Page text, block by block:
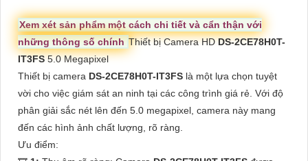
Xem xét sản phẩm một cách chi tiết và cẩn thận với
những thông số chínhThiết bị Camera HDDS-2CE78H0T-
IT3FS5.0 Megapixel
Thiết bị camera DS-2CE78H0T-IT3FS là một lựa chọn tuyệt
vời cho việc giám sát an ninh tại các công trình giá rẻ. Với độ
phân giải sắc nét lên đến 5.0 megapixel, camera này mang
đến các hình ảnh chất lượng, rõ ràng.
Ưu điểm: